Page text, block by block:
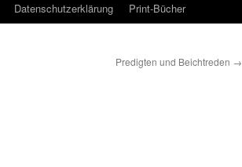
Datenschutzerklärung Print-Bücher
Predigten und Beichtreden →